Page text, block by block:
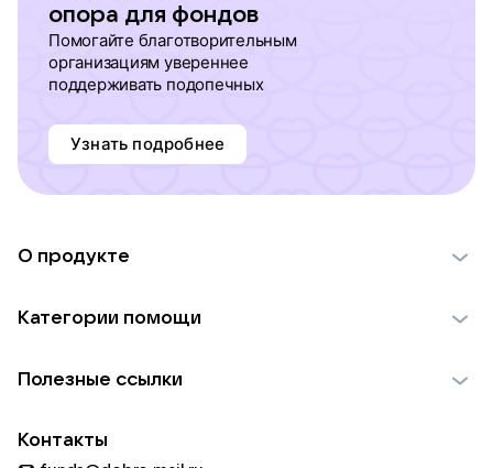
опора для фондов
Помогайте благотворительным
организациям увереннее
поддерживать подопечных
Узнать подробнее
О продукте
Использование материалов
Для НКО
Категории помощи
Пожилым
Полезные ссылки
Контакты